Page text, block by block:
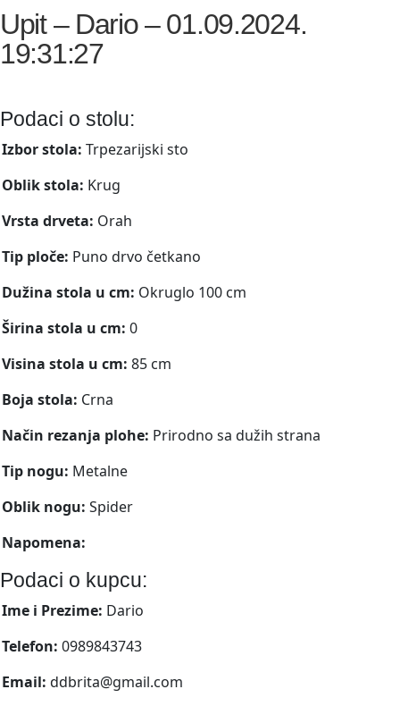
Upit – Dario – 01.09.2024.
19:31:27
Podaci o stolu:
Izbor stola: Trpezarijski sto
Oblik stola: Krug
Vrsta drveta: Orah
Tip ploče: Puno drvo četkano
Dužina stola u cm: Okruglo 100 cm
Širina stola u cm: 0
Visina stola u cm: 85 cm
Boja stola: Crna
Način rezanja plohe: Prirodno sa dužih strana
Tip nogu: Metalne
Oblik nogu: Spider
Napomena:
Podaci o kupcu:
Ime i Prezime: Dario
Telefon: 0989843743
Email: ddbrita@gmail.com